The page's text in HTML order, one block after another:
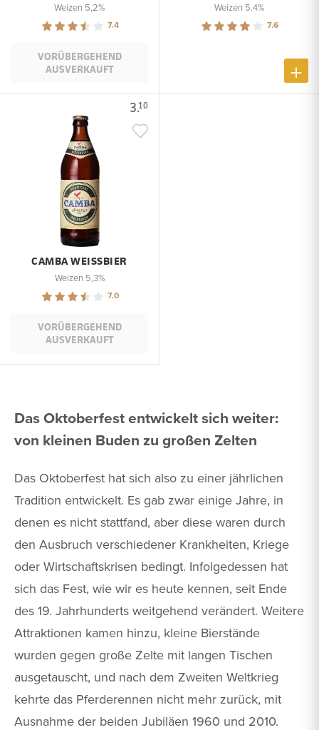
Weizen 5,2%
7.4
VORÜBERGEHEND
AUSVERKAUFT
Weizen 5.4%
7.6
3.10
CAMBA WEISSBIER
Weizen 5,3%
7.0
VORÜBERGEHEND
AUSVERKAUFT
Das Oktoberfest entwickelt sich weiter:
von kleinen Buden zu großen Zelten
Das Oktoberfest hat sich also zu einer jährlichen
Tradition entwickelt. Es gab zwar einige Jahre, in
denen es nicht stattfand, aber diese waren durch
den Ausbruch verschiedener Krankheiten, Kriege
oder Wirtschaftskrisen bedingt. Infolgedessen hat
sich das Fest, wie wir es heute kennen, seit Ende
des 19. Jahrhunderts weitgehend verändert. Weitere
Attraktionen kamen hinzu, kleine Bierstände
wurden gegen große Zelte mit langen Tischen
ausgetauscht, und nach dem Zweiten Weltkrieg
kehrte das Pferderennen nicht mehr zurück, mit
Ausnahme der beiden Jubiläen 1960 und 2010.